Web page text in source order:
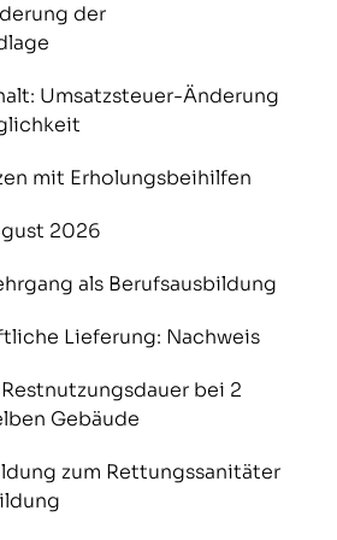
der
Umsatzsteuer-Änderung
mit Erholungsbeihilfen
2026
als Berufsausbildung
Lieferung: Nachweis
bei 2
Gebäude
zum Rettungssanitäter